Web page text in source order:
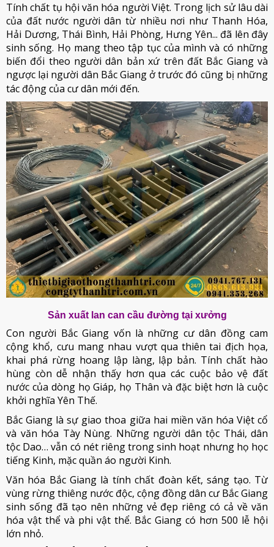
Tính chất tụ hội văn hóa người Việt. Trong lịch sử lâu dài
của đất nước người dân từ nhiều nơi như Thanh Hóa,
Hải Dương, Thái Bình, Hải Phòng, Hưng Yên... đã lên đây
sinh sống. Họ mang theo tập tục của mình và có những
biến đổi theo người dân bản xứ trên đất Bắc Giang và
ngược lại người dân Bắc Giang ở trước đó cũng bị những
tác động của cư dân mới đến.
Sản xuất lan can cầu đường tại xưởng
Con người Bắc Giang vốn là những cư dân đồng cam
cộng khổ, cưu mang nhau vượt qua thiên tai địch họa,
khai phá rừng hoang lập làng, lập bản. Tính chất hào
hùng còn dễ nhận thấy hơn qua các cuộc bảo vệ đất
nước của dòng họ Giáp, họ Thân và đặc biệt hơn là cuộc
khởi nghĩa Yên Thế.
Bắc Giang là sự giao thoa giữa hai miền văn hóa Việt cổ
và văn hóa Tày Nùng. Những người dân tộc Thái, dân
tộc Dao… vẫn có nét riêng trong sinh hoạt nhưng họ học
tiếng Kinh, mặc quần áo người Kinh.
Văn hóa Bắc Giang là tính chất đoàn kết, sáng tạo. Từ
vùng rừng thiêng nước độc, cộng đồng dân cư Bắc Giang
sinh sống đã tạo nên những vẻ đẹp riêng có cả về văn
hóa vật thể và phi vật thể. Bắc Giang có hơn 500 lễ hội
lớn nhỏ.